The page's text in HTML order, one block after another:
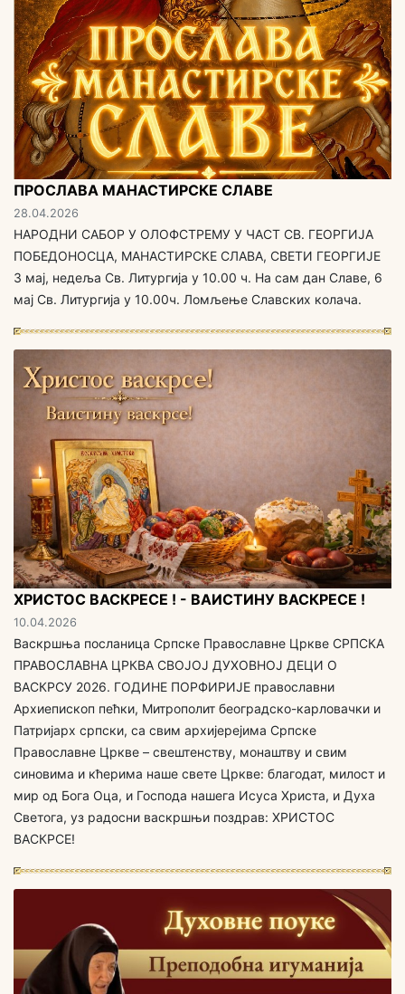
ПРОСЛАВА МАНАСТИРСКЕ СЛАВЕ
28.04.2026
НАРОДНИ САБОР У ОЛОФСТРЕМУ У ЧАСТ СВ. ГЕОРГИЈА
ПОБЕДОНОСЦА, МАНАСТИРСКЕ СЛАВА, СВЕТИ ГЕОРГИЈЕ
3 мај, недеља Св. Литургија у 10.00 ч. На сам дан Славе, 6
мај Св. Литургија у 10.00ч. Ломљење Славских колача.
ХРИСТОС ВАСКРЕСЕ ! - ВАИСТИНУ ВАСКРЕСЕ !
10.04.2026
Васкршња посланица Српске Православне Цркве СРПСКА
ПРАВОСЛАВНА ЦРКВА СВОЈОЈ ДУХОВНОЈ ДЕЦИ O
ВАСКРСУ 2026. ГОДИНЕ ПОРФИРИЈЕ православни
Архиепископ пећки, Митрополит београдско-карловачки и
Патријарх српски, са свим aрхијерејима Српске
Православне Цркве – свештенству, монаштву и свим
синовима и кћерима наше свете Цркве: благодат, милост и
мир од Бога Оца, и Господа нашега Исуса Христа, и Духа
Светога, уз радосни васкршњи поздрав: ХРИСТОС
ВАСКРСЕ!